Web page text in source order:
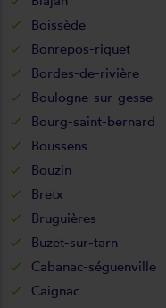
Boissède
Bonrepos-riquet
Bordes-de-rivière
Boulogne-sur-gesse
Bourg-saint-bernard
Boussens
Bouzin
Bretx
Bruguières
Buzet-sur-tarn
Cabanac-séguenville
Caignac